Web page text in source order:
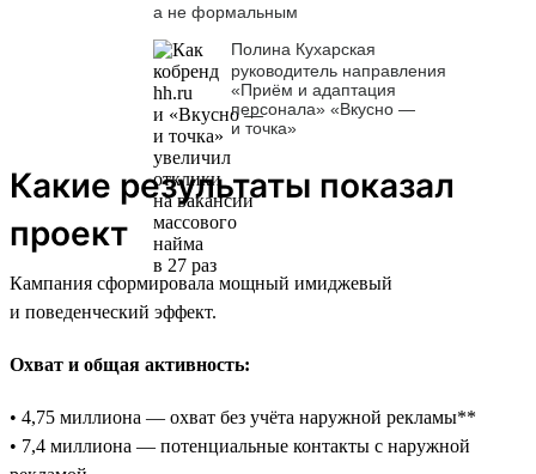
а не формальным
Полина Кухарская
руководитель направления
«Приём и адаптация
персонала» «Вкусно —
и точка»
Какие результаты показал
проект
Кампания сформировала мощный имиджевый
и поведенческий эффект.
Охват и общая активность:
• 4,75 миллиона — охват без учёта наружной рекламы**
• 7,4 миллиона — потенциальные контакты с наружной